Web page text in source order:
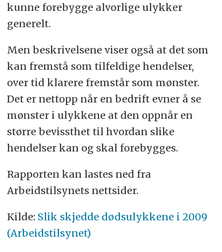
kunne forebygge alvorlige ulykker
generelt.
Men beskrivelsene viser også at det som
kan fremstå som tilfeldige hendelser,
over tid klarere fremstår som mønster.
Det er nettopp når en bedrift evner å se
mønster i ulykkene at den oppnår en
større bevissthet til hvordan slike
hendelser kan og skal forebygges.
Rapporten kan lastes ned fra
Arbeidstilsynets nettsider.
Kilde: Slik skjedde dødsulykkene i 2009
(Arbeidstilsynet)